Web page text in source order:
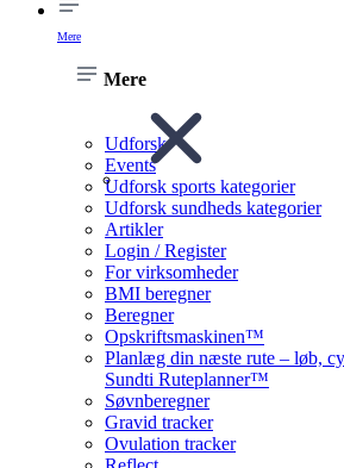
Mere
Mere
Udforsk
Events
Udforsk sports kategorier
Udforsk sundheds kategorier
Artikler
Login / Register
For virksomheder
BMI beregner
Beregner
Opskriftsmaskinen™
Planlæg din næste rute – løb,
Sundti Ruteplanner™
Søvnberegner
Gravid tracker
Ovulation tracker